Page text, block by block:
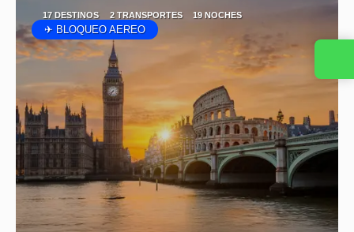
17 DESTINOS 2 TRANSPORTES 19 NOCHES
✈ BLOQUEO AEREO